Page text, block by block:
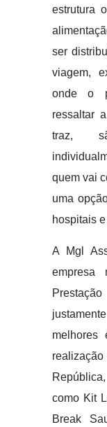
estrutura
ser
viagem,
onde o
ressaltar
traz,
quem vai
uma
hospitais
A Mgl
empresa
melhores
como Kit
Break